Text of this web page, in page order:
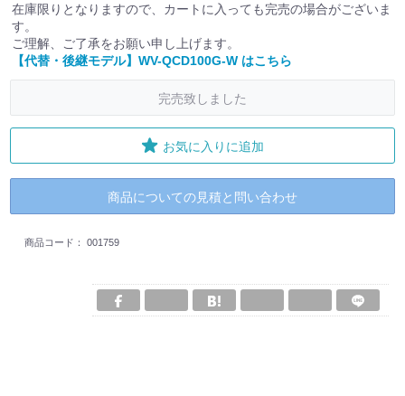
在庫限りとなりますので、カートに入っても完売の場合がございま
す。
ご理解、ご了承をお願い申し上げます。
【代替・後継モデル】WV-QCD100G-W はこちら
完売致しました
お気に入りに追加
商品についての見積と問い合わせ
商品コード： 001759